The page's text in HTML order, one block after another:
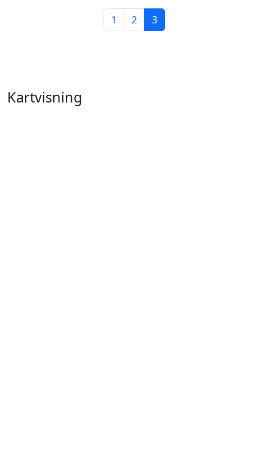
1 2 3
Kartvisning